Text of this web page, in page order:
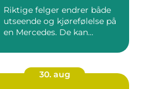
Riktige felger endrer både
utseende og kjørefølelse på
en Mercedes. De kan...
30. aug